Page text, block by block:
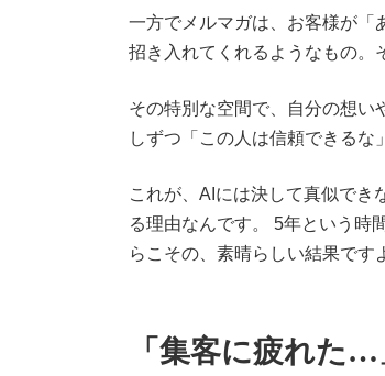
一方でメルマガは、お客様が「
招き入れてくれるようなもの。
その特別な空間で、自分の想い
しずつ「この人は信頼できるな
これが、AIには決して真似でき
る理由なんです。 5年という時
らこその、素晴らしい結果です
「集客に疲れた